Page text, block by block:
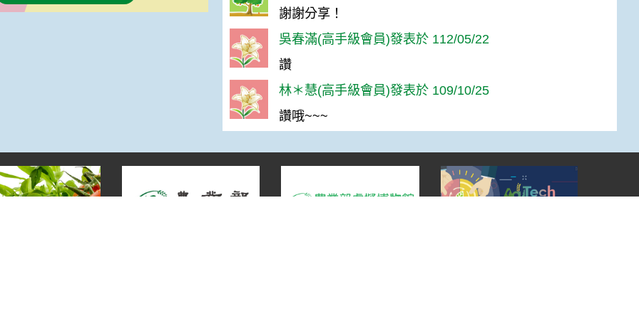
謝謝分享！
吳春滿(高手級會員)發表於 112/05/22
讚
林＊慧(高手級會員)發表於 109/10/25
讚哦~~~